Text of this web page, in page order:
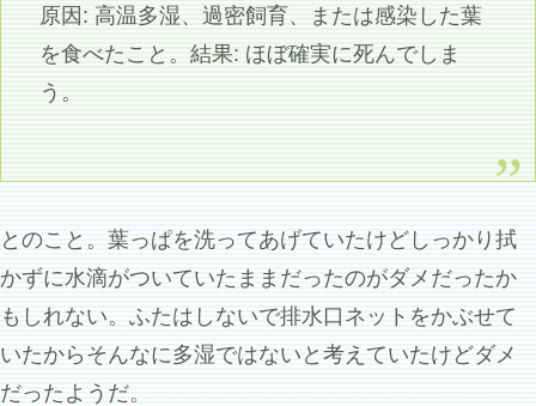
原因: 高温多湿、過密飼育、または感染した葉
を食べたこと。結果: ほぼ確実に死んでしま
う。
とのこと。葉っぱを洗ってあげていたけどしっかり拭
かずに水滴がついていたままだったのがダメだったか
もしれない。ふたはしないで排水口ネットをかぶせて
いたからそんなに多湿ではないと考えていたけどダメ
だったようだ。